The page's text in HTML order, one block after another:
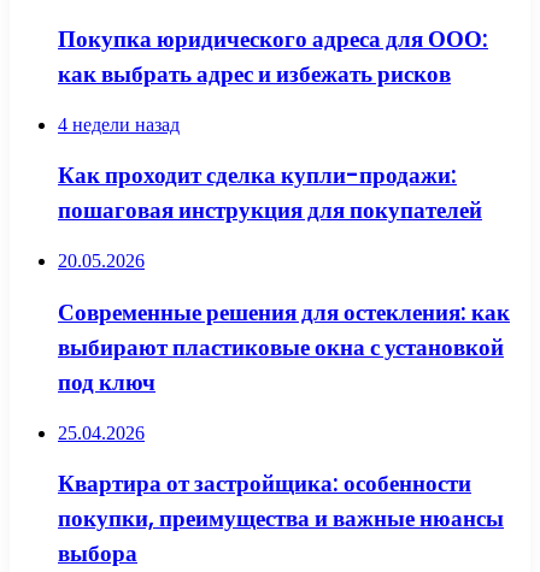
Покупка юридического адреса для ООО:
как выбрать адрес и избежать рисков
4 недели назад
Как проходит сделка купли-продажи:
пошаговая инструкция для покупателей
20.05.2026
Современные решения для остекления: как
выбирают пластиковые окна с установкой
под ключ
25.04.2026
Квартира от застройщика: особенности
покупки, преимущества и важные нюансы
выбора